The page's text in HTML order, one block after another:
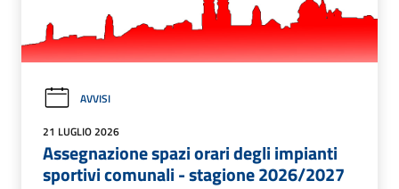
AVVISI
21 LUGLIO 2026
Assegnazione spazi orari degli impianti
sportivi comunali - stagione 2026/2027